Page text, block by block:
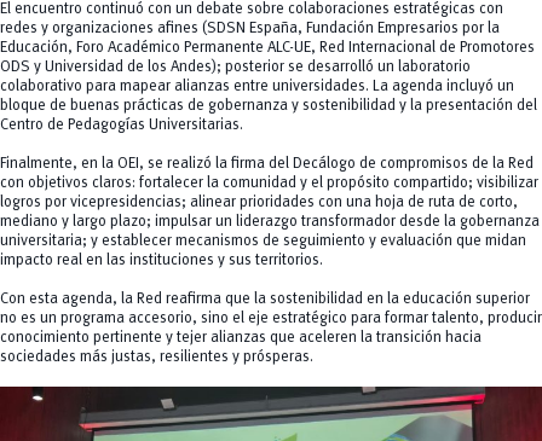
El encuentro continuó con un debate sobre colaboraciones estratégicas con
redes y organizaciones afines (SDSN España, Fundación Empresarios por la
Educación, Foro Académico Permanente ALC-UE, Red Internacional de Promotores
ODS y Universidad de los Andes); posterior se desarrolló un laboratorio
colaborativo para mapear alianzas entre universidades. La agenda incluyó un
bloque de buenas prácticas de gobernanza y sostenibilidad y la presentación del
Centro de Pedagogías Universitarias.
Finalmente, en la OEI, se realizó la firma del Decálogo de compromisos de la Red
con objetivos claros: fortalecer la comunidad y el propósito compartido; visibilizar
logros por vicepresidencias; alinear prioridades con una hoja de ruta de corto,
mediano y largo plazo; impulsar un liderazgo transformador desde la gobernanza
universitaria; y establecer mecanismos de seguimiento y evaluación que midan
impacto real en las instituciones y sus territorios.
Con esta agenda, la Red reafirma que la sostenibilidad en la educación superior
no es un programa accesorio, sino el eje estratégico para formar talento, producir
conocimiento pertinente y tejer alianzas que aceleren la transición hacia
sociedades más justas, resilientes y prósperas.